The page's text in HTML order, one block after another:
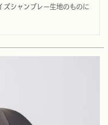
シャンブレー生地のものに